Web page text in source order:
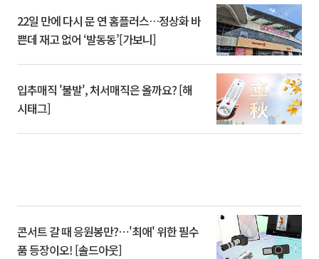
22일 만에 다시 문 연 홈플러스…정상화 바
쁜데 재고 없어 ‘발동동’[가보니]
입추매직 '불발', 처서매직은 올까요? [해
시태그]
콘서트 갈 때 응원봉만?⋯'최애' 위한 필수
품 등장이오! [솔드아웃]